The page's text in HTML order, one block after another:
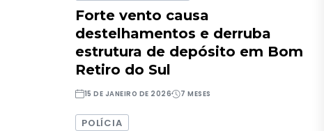
Forte vento causa
destelhamentos e derruba
estrutura de depósito em Bom
Retiro do Sul
15 DE JANEIRO DE 2026 7 MESES
POLÍCIA